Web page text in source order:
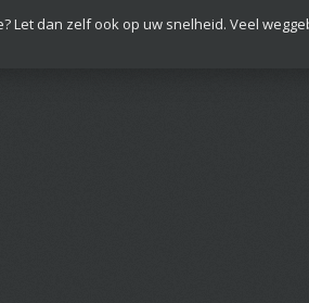
Let dan zelf ook op uw snelheid. Veel